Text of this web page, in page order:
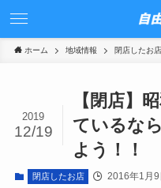
ホーム 地域情報 閉店したお店
【閉店】
ているな
よう！！
2019
12/19
閉店したお店 2016年1月9